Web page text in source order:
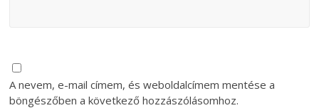
A nevem, e-mail címem, és weboldalcímem mentése a
böngészőben a következő hozzászólásomhoz.